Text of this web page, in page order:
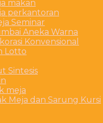
makan
perkantoran
Seminar
Aneka Warna
Konvensional
Lotto
Sintesis
meja
Meja dan Sarung Kursi